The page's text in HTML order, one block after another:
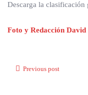
Descarga la clasificación
Foto y Redacción David
Previous post